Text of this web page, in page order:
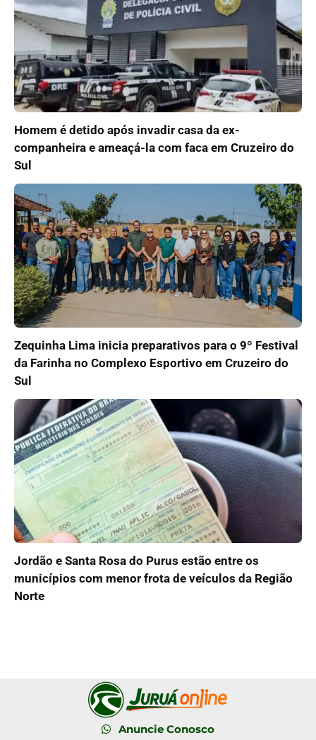
Homem é detido após invadir casa da ex-
companheira e ameaçá-la com faca em Cruzeiro do
Sul
Zequinha Lima inicia preparativos para o 9º Festival
da Farinha no Complexo Esportivo em Cruzeiro do
Sul
Jordão e Santa Rosa do Purus estão entre os
municípios com menor frota de veículos da Região
Norte
Anuncie Conosco